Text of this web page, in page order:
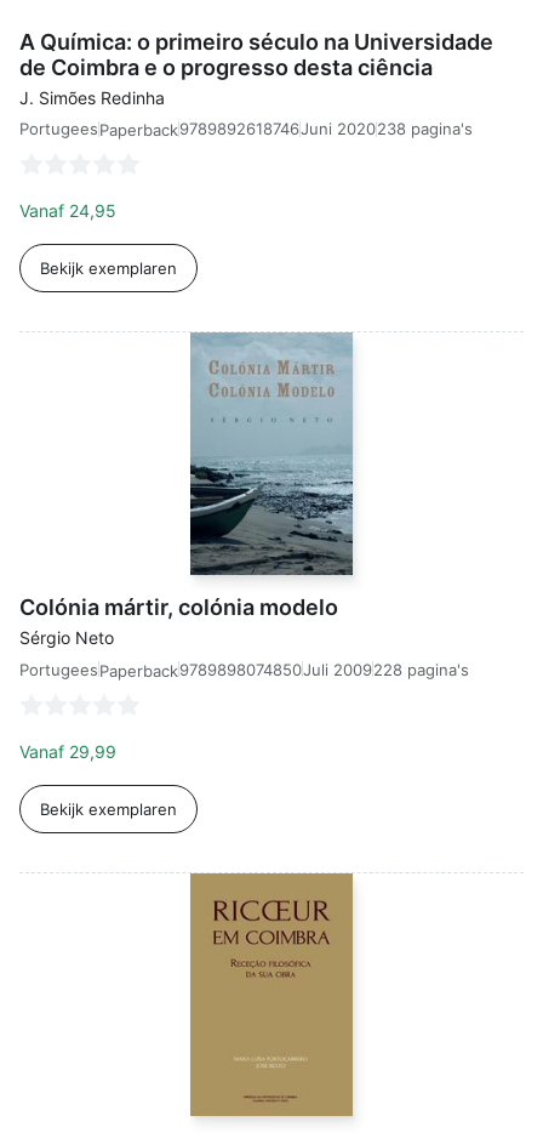
A Química: o primeiro século na Universidade
de Coimbra e o progresso desta ciência
J. Simões Redinha
PortugeesPaperback9789892618746Juni 2020238 pagina's
Vanaf 24,95
Bekijk exemplaren
Colónia mártir, colónia modelo
Sérgio Neto
PortugeesPaperback9789898074850Juli 2009228 pagina's
Vanaf 29,99
Bekijk exemplaren